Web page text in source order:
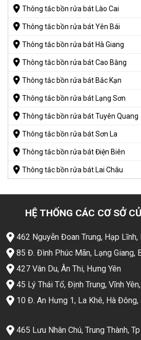
Thông tắc bồn rửa bát Lào Cai
Thông tắc bồn rửa bát Yên Bái
Thông tắc bồn rửa bát Hà Giang
Thông tắc bồn rửa bát Cao Bằng
Thông tắc bồn rửa bát Bắc Kạn
Thông tắc bồn rửa bát Lạng Sơn
Thông tắc bồn rửa bát Tuyên Quang
Thông tắc bồn rửa bát Sơn La
Thông tắc bồn rửa bát Điện Biên
Thông tắc bồn rửa bát Lai Châu
HỆ THỐNG CÁC CƠ SỞ
462 Nguyễn Đoan Trung, Hạp Lĩnh,
85 Đ. Đình Phúc Mãn, Lạng Giang,
427 Vân Du, Ân Thi, Hưng Yên
45 Lý Thái Tổ, Định Trung, Vĩnh
10 Đ. An Hưng 1, La Khê, Hà Đông,
465 Lưu Nhân Chú, Trung Thành,